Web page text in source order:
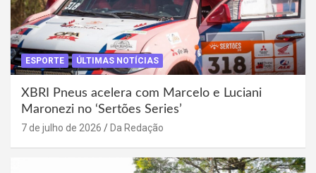
ESPORTE ÚLTIMAS NOTÍCIAS
XBRI Pneus acelera com Marcelo e Luciani
Maronezi no ‘Sertões Series’
7 de julho de 2026 Da Redação